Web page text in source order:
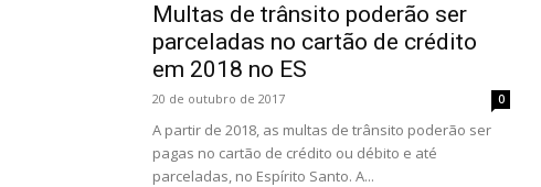
Multas de trânsito poderão ser
parceladas no cartão de crédito
em 2018 no ES
20 de outubro de 2017 0
A partir de 2018, as multas de trânsito poderão ser
pagas no cartão de crédito ou débito e até
parceladas, no Espírito Santo. A...